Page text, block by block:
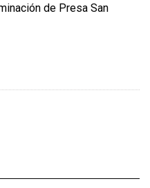
de Presa San